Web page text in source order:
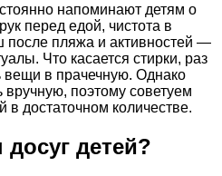
напоминают детям о
перед едой, чистота в
после пляжа и активностей —
Что касается стирки, раз
вещи в прачечную. Однако
вручную, поэтому советуем
в достаточном количестве.
досуг детей?